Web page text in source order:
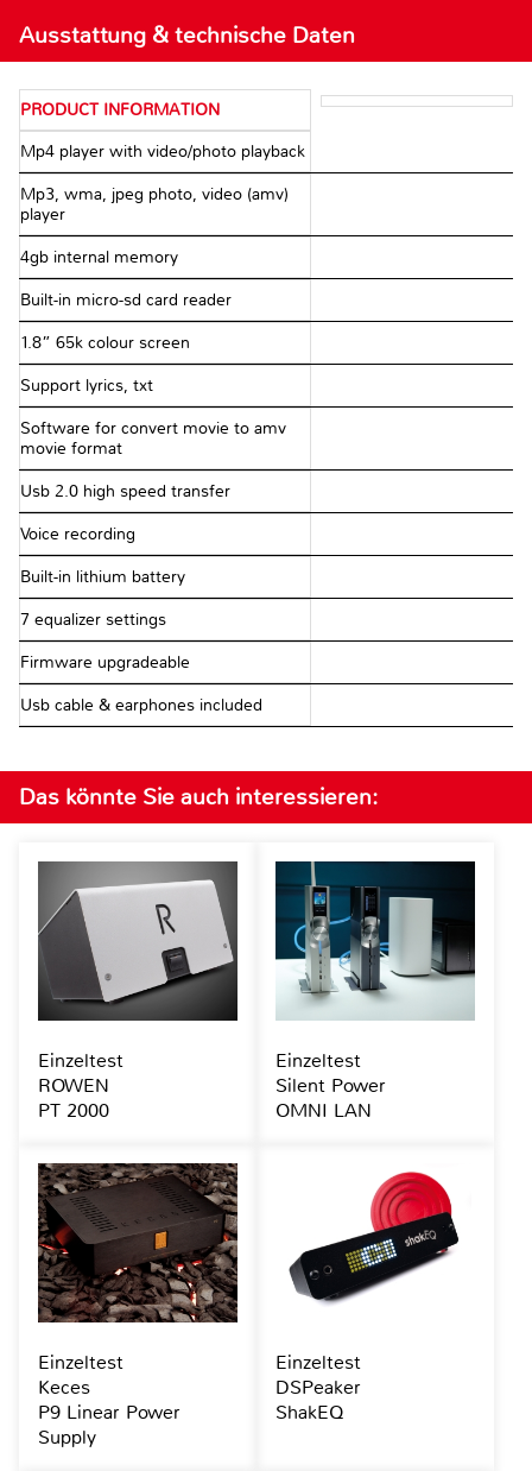
Ausstattung & technische Daten
PRODUCT INFORMATION
Mp4 player with video/photo playback
Mp3, wma, jpeg photo, video (amv)
player
4gb internal memory
Built-in micro-sd card reader
1.8” 65k colour screen
Support lyrics, txt
Software for convert movie to amv
movie format
Usb 2.0 high speed transfer
Voice recording
Built-in lithium battery
7 equalizer settings
Firmware upgradeable
Usb cable & earphones included
Das könnte Sie auch interessieren:
Einzeltest
ROWEN
PT 2000
Einzeltest
Silent Power
OMNI LAN
Einzeltest
Keces
P9 Linear Power
Supply
Einzeltest
DSPeaker
ShakEQ